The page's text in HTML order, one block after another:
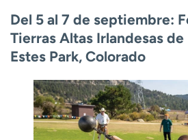
Del 5 al 7 de septiembre:
Tierras Altas Irlandesas de
Estes Park, Colorado